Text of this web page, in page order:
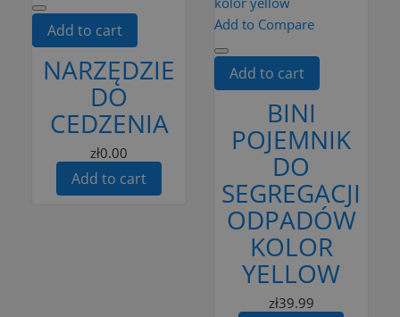
Add to cart
NARZĘDZIE
DO
CEDZENIA
zł0.00
Add to cart
Add to Compare
Add to cart
BINI
POJEMNIK
DO
SEGREGACJI
ODPADÓW
KOLOR
YELLOW
zł39.99